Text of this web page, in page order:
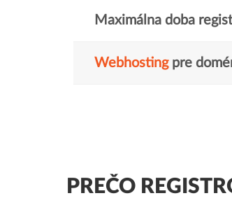
Maximálna doba
Webhostingpre
PREČO